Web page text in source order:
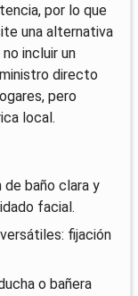
por lo que
una alternativa
incluir un
directo
pero
local.
de baño clara y
facial.
fijación
o bañera